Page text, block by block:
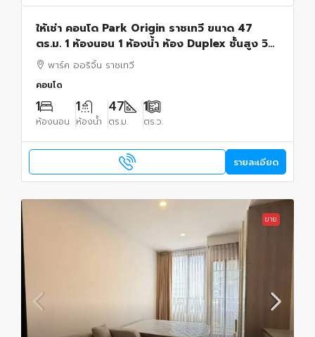
ให้เช่า คอนโด Park Origin ราชเทวี ขนาด 47
ตร.ม. 1 ห้องนอน 1 ห้องน้ำ ห้อง Duplex ชั้นสูง วิว
เมือง ตกแต่งครบ 38,000/เดือน
พาร์ค ออริจิ้น ราชเทวี
คอนโด
1
ห้องนอน
1
ห้องน้ำ
47
ตร.ม.
1
ตร.ว.
รายละเอียด
ขาย